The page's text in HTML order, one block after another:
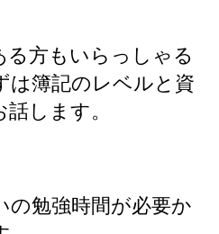
方もいらっしゃる
は簿記のレベルと資
します。
の勉強時間が必要か